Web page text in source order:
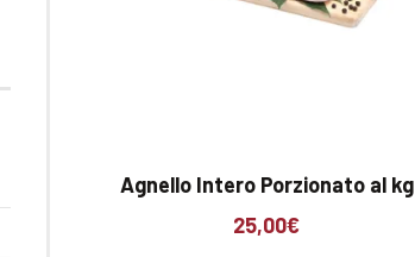
Agnello Intero Porzionato al kg
25,00€